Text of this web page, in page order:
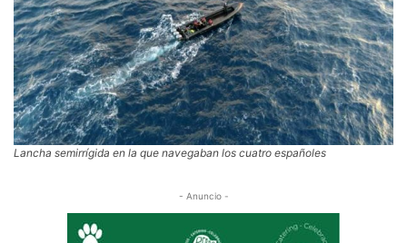
Lancha semirrígida en la que navegaban los cuatro españoles
- Anuncio -